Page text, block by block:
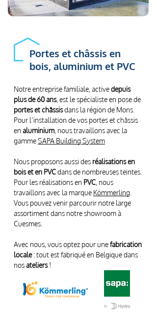
Portes et châssis en
bois, aluminium et PVC
Notre entreprise familiale, activedepuis
plus de 60 ans, est le spécialiste en pose de
portes et châssisdans la région de Mons.
Pour l’installation de vos portes et châssis
en aluminium, nous travaillons avec la
gammeSAPA Building System
Nous proposons aussi des réalisations en
bois et en PVCdans de nombreuses teintes.
Pour les réalisations en PVC, nous
travaillons avec la marque Kömmerling
Vous pouvez venir parcourir notre large
assortiment dans notre showroom à
Cuesmes.
Avec nous, vous optez pour unefabrication
locale: tout est fabriqué en Belgique dans
nosateliers!